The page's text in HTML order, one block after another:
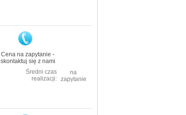
Cena na zapytanie -
skontaktuj się z nami
na
zapytanie
Średni czas
realizacji: